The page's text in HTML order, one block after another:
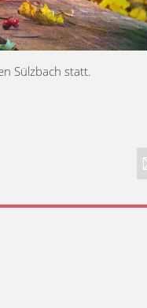
Sülzbach statt.